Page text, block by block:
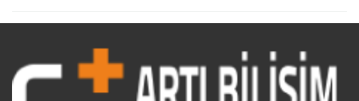
Antalya Kepez Logo Servisi